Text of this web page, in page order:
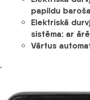
papildu
Elektriskā
sistēma: ar
Vārtus
.